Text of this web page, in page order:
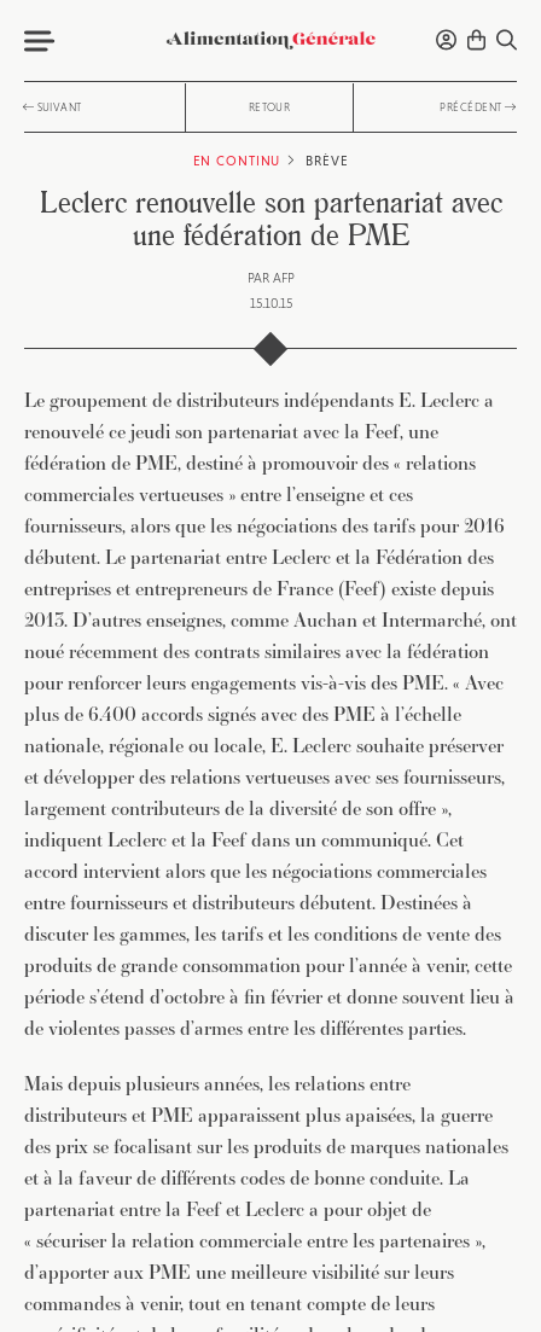
SUIVANT RETOUR PRÉCÉDENT
EN CONTINU BRÈVE
Leclerc renouvelle son partenariat avec
une fédération de PME
PAR AFP
15.10.15
Le groupement de distributeurs indépendants E. Leclerc a
renouvelé ce jeudi son partenariat avec la Feef, une
fédération de PME, destiné à promouvoir des « relations
commerciales vertueuses » entre l’enseigne et ces
fournisseurs, alors que les négociations des tarifs pour 2016
débutent. Le partenariat entre Leclerc et la Fédération des
entreprises et entrepreneurs de France (Feef) existe depuis
2013. D’autres enseignes, comme Auchan et Intermarché, ont
noué récemment des contrats similaires avec la fédération
pour renforcer leurs engagements vis-à-vis des PME. « Avec
plus de 6.400 accords signés avec des PME à l’échelle
nationale, régionale ou locale, E. Leclerc souhaite préserver
et développer des relations vertueuses avec ses fournisseurs,
largement contributeurs de la diversité de son offre »,
indiquent Leclerc et la Feef dans un communiqué. Cet
accord intervient alors que les négociations commerciales
entre fournisseurs et distributeurs débutent. Destinées à
discuter les gammes, les tarifs et les conditions de vente des
produits de grande consommation pour l’année à venir, cette
période s’étend d’octobre à fin février et donne souvent lieu à
de violentes passes d’armes entre les différentes parties.
Mais depuis plusieurs années, les relations entre
distributeurs et PME apparaissent plus apaisées, la guerre
des prix se focalisant sur les produits de marques nationales
et à la faveur de différents codes de bonne conduite. La
partenariat entre la Feef et Leclerc a pour objet de
« sécuriser la relation commerciale entre les partenaires »,
d’apporter aux PME une meilleure visibilité sur leurs
commandes à venir, tout en tenant compte de leurs